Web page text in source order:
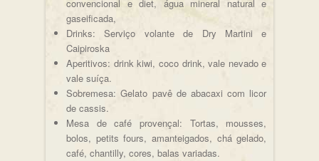
convencional e diet, água mineral natural e
gaseificada,
Drinks: Serviço volante de Dry Martini e
Caipiroska
Aperitivos: drink kiwi, coco drink, vale nevado e
vale suíça.
Sobremesa: Gelato pavê de abacaxi com licor
de cassis.
Mesa de café provençal: Tortas, mousses,
bolos, petits fours, amanteigados, chá gelado,
café, chantilly, cores, balas variadas.